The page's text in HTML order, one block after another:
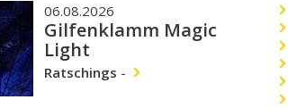
06.08.2026
Gilfenklamm Magic
Light
Ratschings -